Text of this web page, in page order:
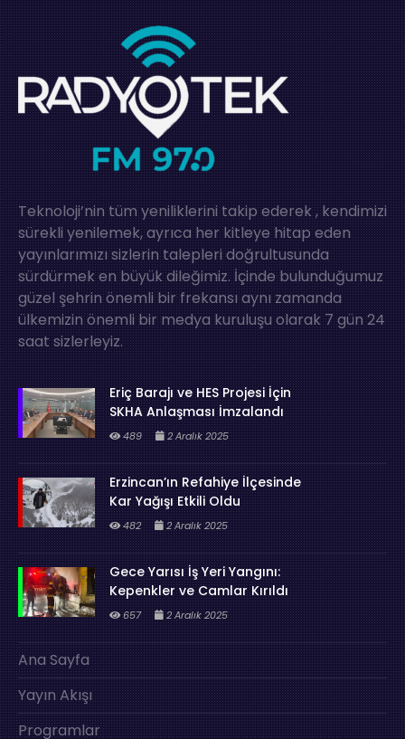
Teknoloji’nin tüm yeniliklerini takip ederek , kendimizi
sürekli yenilemek, ayrıca her kitleye hitap eden
yayınlarımızı sizlerin talepleri doğrultusunda
sürdürmek en büyük dileğimiz. İçinde bulunduğumuz
güzel şehrin önemli bir frekansı aynı zamanda
ülkemizin önemli bir medya kuruluşu olarak 7 gün 24
saat sizlerleyiz.
Eriç Barajı ve HES Projesi İçin
SKHA Anlaşması İmzalandı
489 2 Aralık 2025
Erzincan’ın Refahiye İlçesinde
Kar Yağışı Etkili Oldu
482 2 Aralık 2025
Gece Yarısı İş Yeri Yangını:
Kepenkler ve Camlar Kırıldı
657 2 Aralık 2025
Ana Sayfa
Yayın Akışı
Programlar